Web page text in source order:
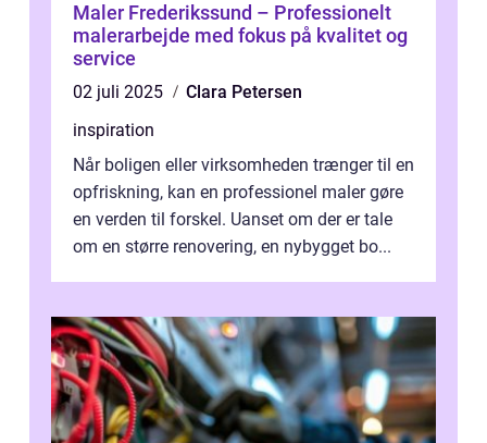
Maler Frederikssund – Professionelt
malerarbejde med fokus på kvalitet og
service
02 juli 2025
Clara Petersen
inspiration
Når boligen eller virksomheden trænger til en
opfriskning, kan en professionel maler gøre
en verden til forskel. Uanset om der er tale
om en større renovering, en nybygget bo...